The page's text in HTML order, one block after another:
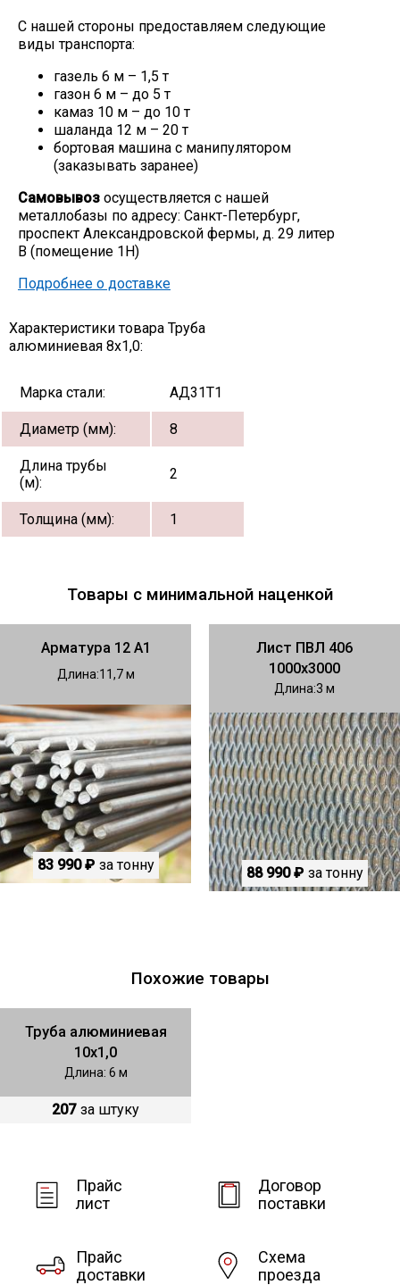
С нашей стороны предоставляем следующие
виды транспорта:
газель 6 м – 1,5 т
газон 6 м – до 5 т
камаз 10 м – до 10 т
шаланда 12 м – 20 т
бортовая машина с манипулятором
(заказывать заранее)
Самовывоз осуществляется с нашей
металлобазы по адресу: Санкт-Петербург,
проспект Александровской фермы, д. 29 литер
В (помещение 1Н)
Подробнее о доставке
Характеристики товара Труба
алюминиевая 8х1,0:
Марка стали: АД31Т1
Диаметр (мм): 8
Длина трубы
(м):
2
Толщина (мм): 1
Товары с минимальной наценкой
Арматура 12 А1
Длина 11,7
83 990 ₽ за тонну
Лист ПВЛ 406
1000х3000
Длина 3
88 990 ₽ за тонну
Похожие товары
Труба алюминиевая
10х1,0
Длина: 6 м
207 за штуку
Прайс
лист
Договор
поставки
Прайс
доставки
Схема
проезда